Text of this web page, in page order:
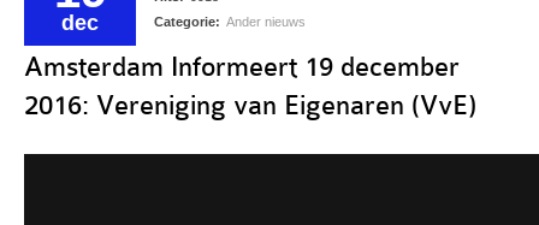
Historie
Hof 1
dec
Categorie: Ander nieuws
Amsterdam Informeert 19 december
2016: Vereniging van Eigenaren (VvE)